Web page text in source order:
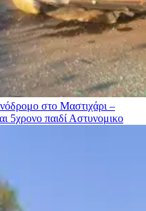
στο Μαστιχάρι –
5χρονο παιδί Αστυνομικο